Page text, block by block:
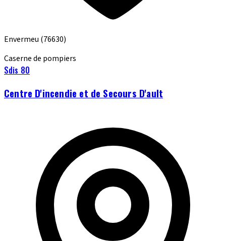
Envermeu (76630)
Caserne de pompiers
Sdis 80
Centre D'incendie et de Secours D'ault